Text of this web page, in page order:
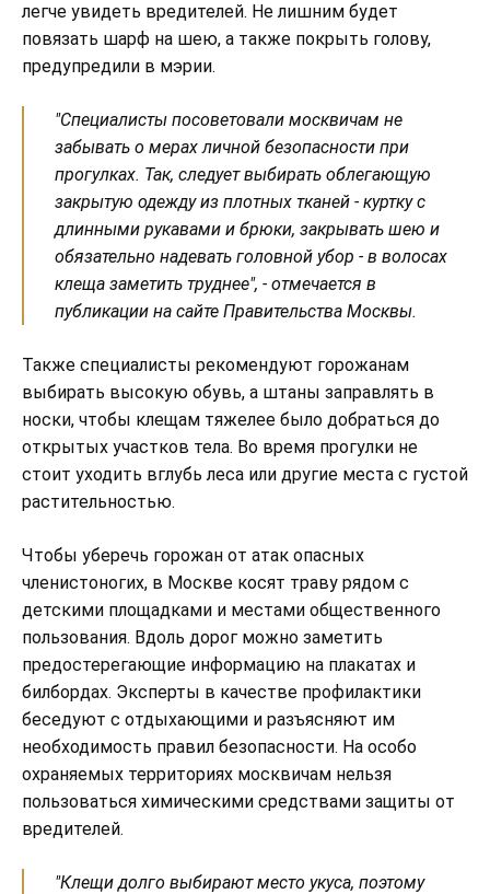
легче увидеть вредителей. Не лишним будет
повязать шарф на шею, а также покрыть голову,
предупредили в мэрии.
"Специалисты посоветовали москвичам не
забывать о мерах личной безопасности при
прогулках. Так, следует выбирать облегающую
закрытую одежду из плотных тканей - куртку с
длинными рукавами и брюки, закрывать шею и
обязательно надевать головной убор - в волосах
клеща заметить труднее", - отмечается в
публикации на сайте Правительства Москвы.
Также специалисты рекомендуют горожанам
выбирать высокую обувь, а штаны заправлять в
носки, чтобы клещам тяжелее было добраться до
открытых участков тела. Во время прогулки не
стоит уходить вглубь леса или другие места с густой
растительностью.
Чтобы уберечь горожан от атак опасных
членистоногих, в Москве косят траву рядом с
детскими площадками и местами общественного
пользования. Вдоль дорог можно заметить
предостерегающие информацию на плакатах и
билбордах. Эксперты в качестве профилактики
беседуют с отдыхающими и разъясняют им
необходимость правил безопасности. На особо
охраняемых территориях москвичам нельзя
пользоваться химическими средствами защиты от
вредителей.
"Клещи долго выбирают место укуса, поэтому